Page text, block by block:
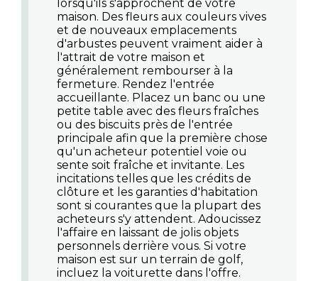
lorsqu'ils s'approchent de votre
maison. Des fleurs aux couleurs vives
et de nouveaux emplacements
d'arbustes peuvent vraiment aider à
l'attrait de votre maison et
généralement rembourser à la
fermeture. Rendez l'entrée
accueillante. Placez un banc ou une
petite table avec des fleurs fraîches
ou des biscuits près de l'entrée
principale afin que la première chose
qu'un acheteur potentiel voie ou
sente soit fraîche et invitante. Les
incitations telles que les crédits de
clôture et les garanties d'habitation
sont si courantes que la plupart des
acheteurs s'y attendent. Adoucissez
l'affaire en laissant de jolis objets
personnels derrière vous. Si votre
maison est sur un terrain de golf,
incluez la voiturette dans l'offre.